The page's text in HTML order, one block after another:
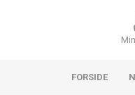
FORSIDE